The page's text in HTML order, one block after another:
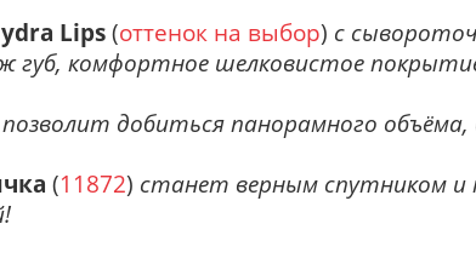
Lips (оттенок на выбор) с
губ, комфортное шелковистое
позволит добиться панорамного
(11872) станет верным спутником